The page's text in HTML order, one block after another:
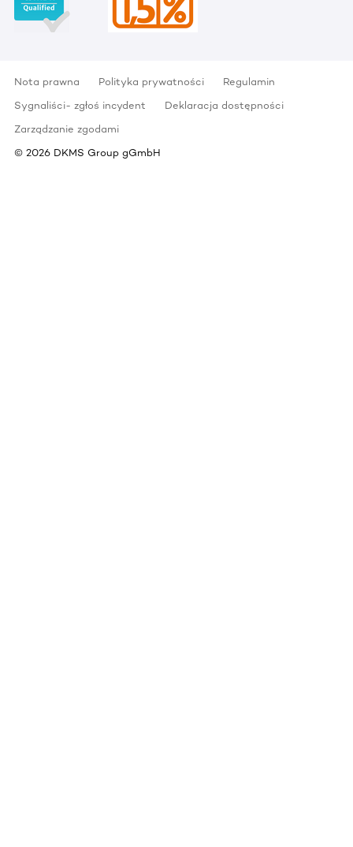
Nota prawna Polityka prywatności
Regulamin
Sygnaliści- zgłoś incydent
Deklaracja dostępności
Zarządzanie zgodami
© 2026 DKMS Group gGmbH